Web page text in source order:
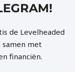
de Levelheaded
samen met
financiën.